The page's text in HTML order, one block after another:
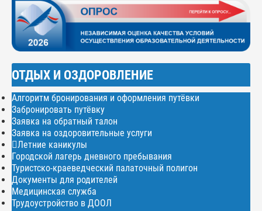
ОТДЫХ И ОЗДОРОВЛЕНИЕ
Алгоритм бронирования и оформления путёвки
Забронировать путёвку
Заявка на обратный талон
Заявка на оздоровительные услуги
Летние каникулы
Городской лагерь дневного пребывания
Туристско-краеведческий палаточный полигон
Документы для родителей
Медицинская служба
Трудоустройство в ДООЛ